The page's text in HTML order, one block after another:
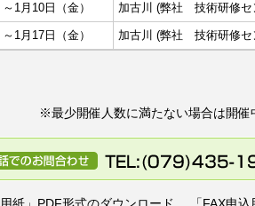
1月10日（金） 加古川 (弊社 技術研修セ
1月17日（金） 加古川 (弊社 技術研修セ
※最少開催人数に満たない場合は開催